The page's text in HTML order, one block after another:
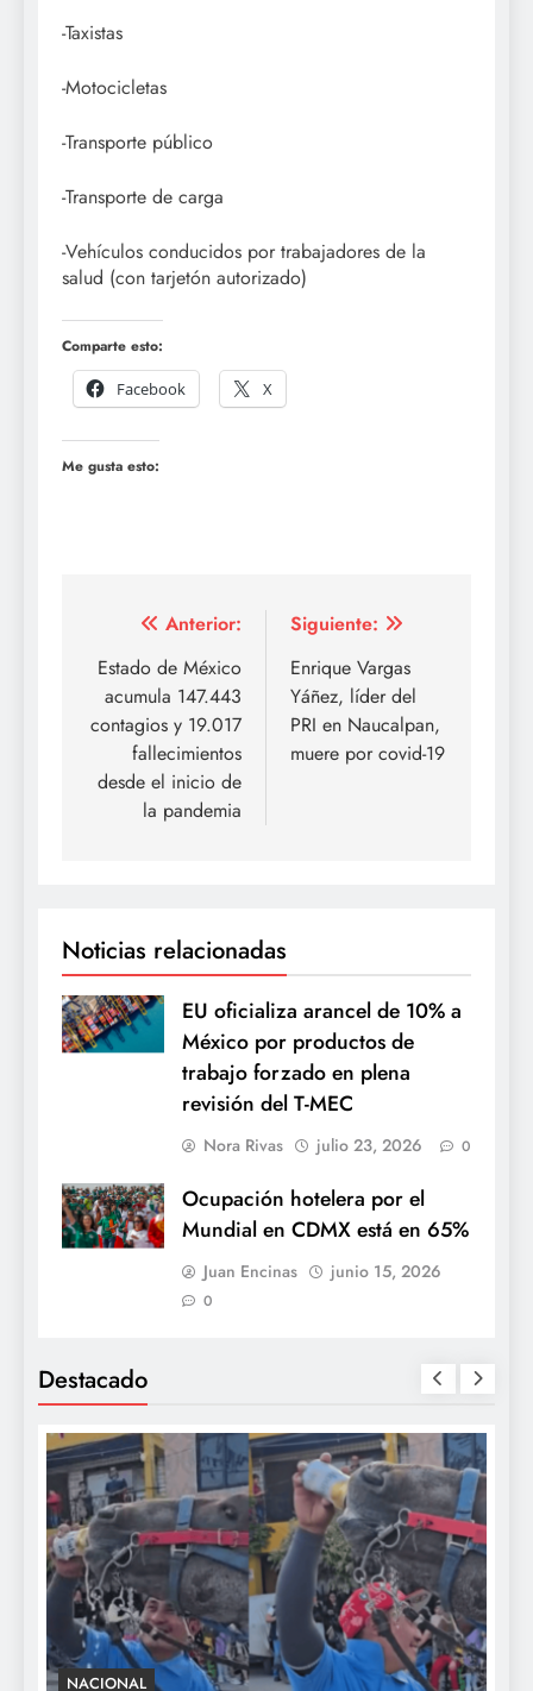
-Taxistas
-Motocicletas
-Transporte público
-Transporte de carga
-Vehículos conducidos por trabajadores de la
salud (con tarjetón autorizado)
Comparte esto:
Facebook
X
Me gusta esto:
Navegación
de
entradas
Anterior:
Estado de México
acumula 147.443
contagios y 19.017
fallecimientos
desde el inicio de
la pandemia
Siguiente:
Enrique Vargas
Yáñez, líder del
PRI en Naucalpan,
muere por covid-19
Noticias relacionadas
EU oficializa arancel de 10% a
México por productos de
trabajo forzado en plena
revisión del T-MEC
Nora Rivas julio 23, 2026 0
Ocupación hotelera por el
Mundial en CDMX está en 65%
Juan Encinas junio 15, 2026
0
Destacado
NACIONAL